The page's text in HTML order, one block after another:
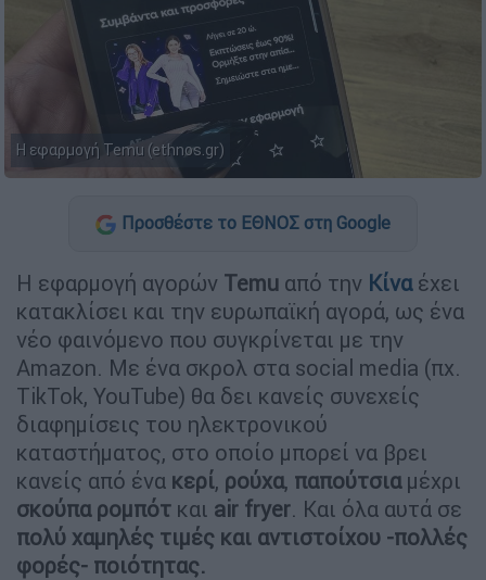
Η εφαρμογή Temu (ethnos.gr)
Προσθέστε το ΕΘΝΟΣ στη Google
Η εφαρμογή αγορών Temu από την Κίνα έχει
κατακλίσει και την ευρωπαϊκή αγορά, ως ένα
νέο φαινόμενο που συγκρίνεται με την
Amazon. Με ένα σκρολ στα social media (πχ.
TikTok, YouTube) θα δει κανείς συνεχείς
διαφημίσεις του ηλεκτρονικού
καταστήματος, στο οποίο μπορεί να βρει
κανείς από ένα κερί, ρούχα, παπούτσιαμέχρι
σκούπα ρομπότ και air fryer. Και όλα αυτά σε
πολύ χαμηλές τιμές και αντιστοίχου -πολλές
φορές- ποιότητας.